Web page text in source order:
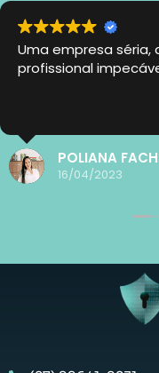
Uma empresa séria,
profissional
POLIANA
16/04/2023